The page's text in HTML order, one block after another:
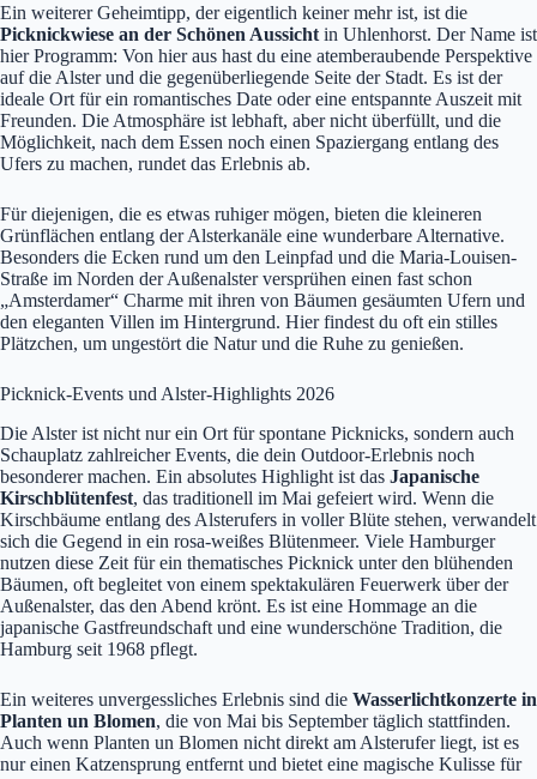
Ein weiterer Geheimtipp, der eigentlich keiner mehr ist, ist die
Picknickwiese an der Schönen Aussicht in Uhlenhorst. Der Name ist
hier Programm: Von hier aus hast du eine atemberaubende Perspektive
auf die Alster und die gegenüberliegende Seite der Stadt. Es ist der
ideale Ort für ein romantisches Date oder eine entspannte Auszeit mit
Freunden. Die Atmosphäre ist lebhaft, aber nicht überfüllt, und die
Möglichkeit, nach dem Essen noch einen Spaziergang entlang des
Ufers zu machen, rundet das Erlebnis ab.
Für diejenigen, die es etwas ruhiger mögen, bieten die kleineren
Grünflächen entlang der Alsterkanäle eine wunderbare Alternative.
Besonders die Ecken rund um den Leinpfad und die Maria-Louisen-
Straße im Norden der Außenalster versprühen einen fast schon
„Amsterdamer“ Charme mit ihren von Bäumen gesäumten Ufern und
den eleganten Villen im Hintergrund. Hier findest du oft ein stilles
Plätzchen, um ungestört die Natur und die Ruhe zu genießen.
Picknick-Events und Alster-Highlights 2026
Die Alster ist nicht nur ein Ort für spontane Picknicks, sondern auch
Schauplatz zahlreicher Events, die dein Outdoor-Erlebnis noch
besonderer machen. Ein absolutes Highlight ist das Japanische
Kirschblütenfest, das traditionell im Mai gefeiert wird. Wenn die
Kirschbäume entlang des Alsterufers in voller Blüte stehen, verwandelt
sich die Gegend in ein rosa-weißes Blütenmeer. Viele Hamburger
nutzen diese Zeit für ein thematisches Picknick unter den blühenden
Bäumen, oft begleitet von einem spektakulären Feuerwerk über der
Außenalster, das den Abend krönt. Es ist eine Hommage an die
japanische Gastfreundschaft und eine wunderschöne Tradition, die
Hamburg seit 1968 pflegt.
Ein weiteres unvergessliches Erlebnis sind die Wasserlichtkonzerte in
Planten un Blomen, die von Mai bis September täglich stattfinden.
Auch wenn Planten un Blomen nicht direkt am Alsterufer liegt, ist es
nur einen Katzensprung entfernt und bietet eine magische Kulisse für